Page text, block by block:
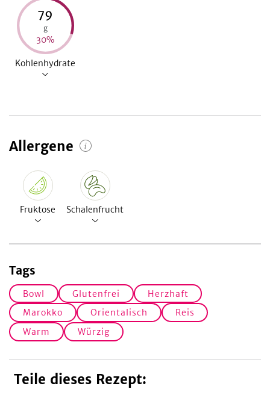
79
g
30%
Kohlenhydrate
Allergene
Fruktose Schalenfrucht
Tags
Bowl Glutenfrei
Herzhaft
Marokko
Orientalisch
Reis
Warm
Würzig
Teile dieses Rezept: